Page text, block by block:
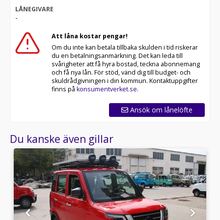
LÅNEGIVARE
-
Att låna kostar pengar!
Om du inte kan betala tillbaka skulden i tid riskerar
du en betalningsanmärkning. Det kan leda till
svårigheter att få hyra bostad, teckna abonnemang
och få nya lån. För stöd, vänd dig till budget- och
skuldrådgivningen i din kommun. Kontaktuppgifter
finns på konsumentverket.se.
Ansök om lånelöfte
Du kanske även gillar